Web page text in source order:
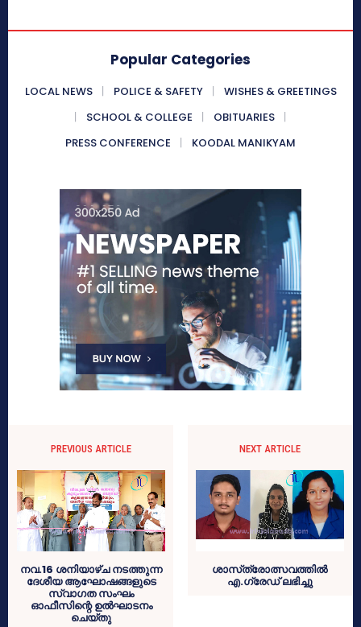
Popular Categories
LOCAL NEWS POLICE & SAFETY
WISHES & GREETINGS
SCHOOL & COLLEGE
OBITUARIES
PRESS CONFERENCE
KOODAL MANIKYAM
PREVIOUS ARTICLE
നവ.16 ശനിയാഴ്ച നടത്തുന്ന
ദേശീയ ആഘോഷങ്ങളുടെ
സ്വാഗത സംഘം
ഓഫീസിന്റെ ഉല്‍ഘാടനം
ചെയ്തു
NEXT ARTICLE
ശാസ്‌ത്രോത്സവത്തില്‍
എ.ഗ്രേഡ് ലഭിച്ചു